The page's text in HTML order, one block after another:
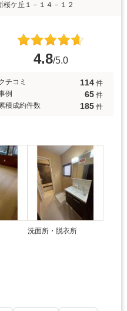
ケ丘１－１４－１２
4.8/5.0
チコミ 114 件
例
65 件
積成約件数
185 件
洗面所・脱衣所